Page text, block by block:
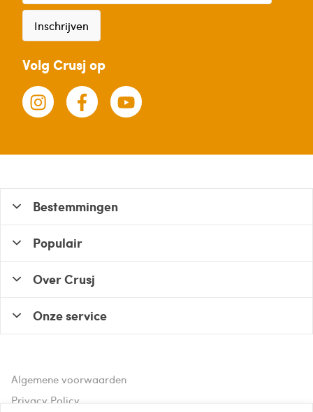
Inschrijven
Volg Crusj op
Bestemmingen
Populair
Over Crusj
Onze service
Algemene voorwaarden
Privacy Policy